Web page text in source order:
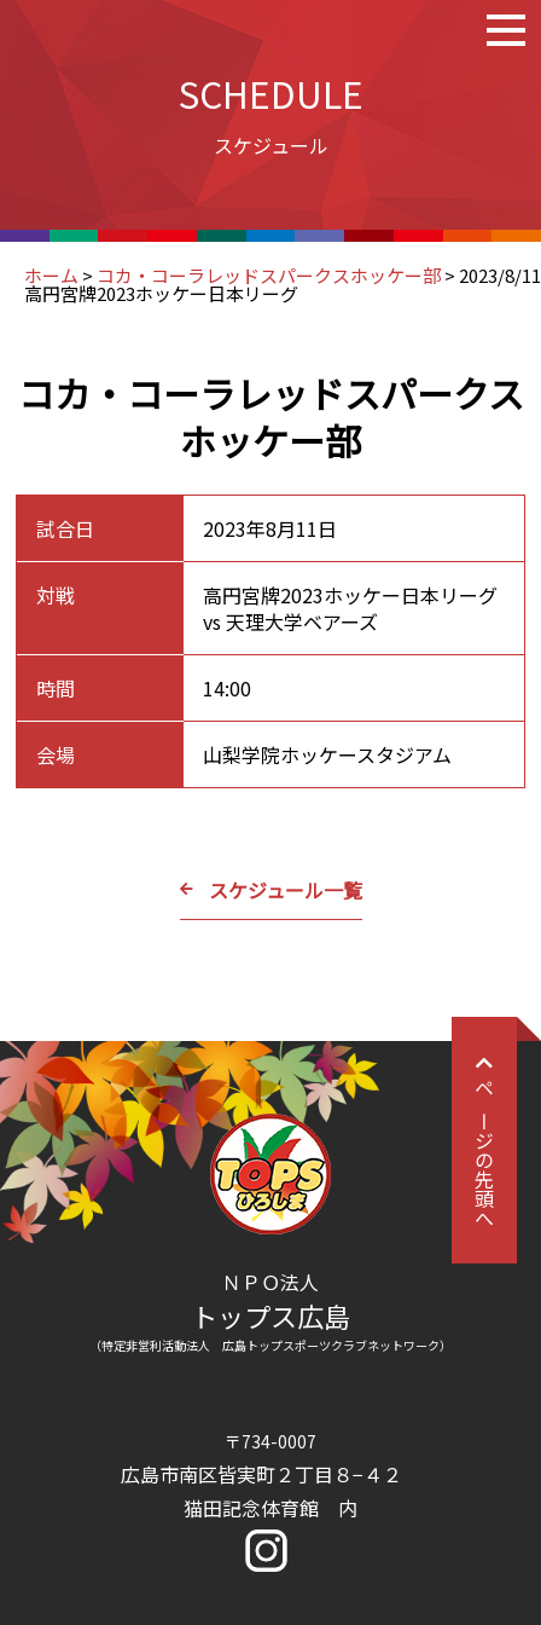
SCHEDULE
スケジュール
ホーム > コカ・コーラレッドスパークスホッケー部> 2023/8/11
高円宮牌2023ホッケー日本リーグ
コカ・コーラレッドスパークス
ホッケー部
試合日 2023年8月11日
対戦
高円宮牌2023ホッケー日本リーグ
vs 天理大学ベアーズ
時間 14:00
会場 山梨学院ホッケースタジアム
スケジュール一覧
ページの先頭へ
ＮＰＯ法人
トップス広島
（特定非営利活動法人 広島トップスポーツクラブネットワーク）
〒734-0007
広島市南区皆実町２丁目８−４２
猫田記念体育館 内